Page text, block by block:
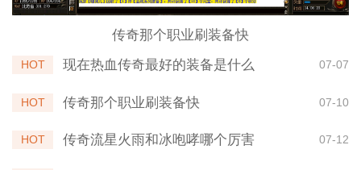
传奇那个职业刷装备快
HOT 现在热血传奇最好的装备是什么 07-07
HOT 传奇那个职业刷装备快 07-10
HOT 传奇流星火雨和冰咆哮哪个厉害 07-12